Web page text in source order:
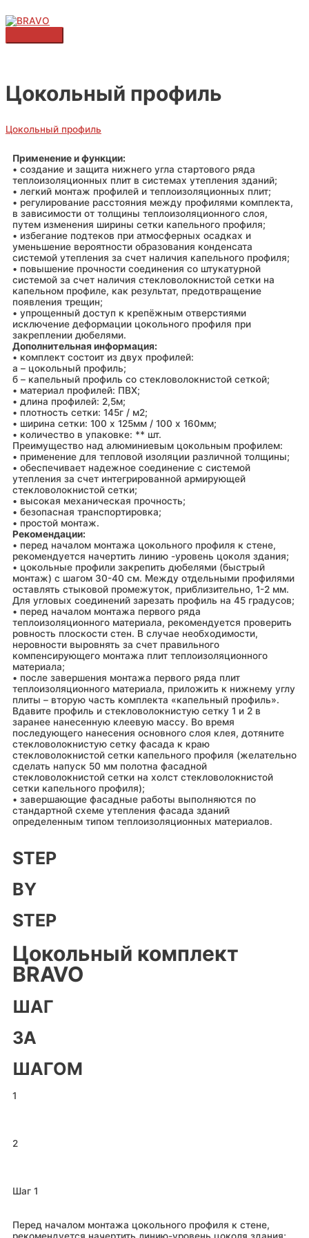
Цокольный профиль
Цокольный профиль
Применение и функции:
• создание и защита нижнего угла стартового ряда
теплоизоляционных плит в системах утепления зданий;
• легкий монтаж профилей и теплоизоляционных плит;
• регулирование расстояния между профилями комплекта,
в зависимости от толщины теплоизоляционного слоя,
путем изменения ширины сетки капельного профиля;
• избегание подтеков при атмосферных осадках и
уменьшение вероятности образования конденсата
системой утепления за счет наличия капельного профиля;
• повышение прочности соединения со штукатурной
системой за счет наличия стекловолокнистой сетки на
капельном профиле, как результат, предотвращение
появления трещин;
• упрощенный доступ к крепёжным отверстиями
исключение деформации цокольного профиля при
закреплении дюбелями.
Дополнительная информация:
• комплект состоит из двух профилей:
а – цокольный профиль;
б – капельный профиль со стекловолокнистой сеткой;
• материал профилей: ПВХ;
• длина профилей: 2,5м;
• плотность сетки: 145г / м2;
• ширина сетки: 100 х 125мм / 100 х 160мм;
• количество в упаковке: ** шт.
Преимущество над алюминиевым цокольным профилем:
• применение для тепловой изоляции различной толщины;
• обеспечивает надежное соединение с системой
утепления за счет интегрированной армирующей
стекловолокнистой сетки;
• высокая механическая прочность;
• безопасная транспортировка;
• простой монтаж.
Рекомендации:
• перед началом монтажа цокольного профиля к стене,
рекомендуется начертить линию -уровень цоколя здания;
• цокольные профили закрепить дюбелями (быстрый
монтаж) с шагом 30-40 см. Между отдельными профилями
оставлять стыковой промежуток, приблизительно, 1-2 мм.
Для угловых соединений зарезать профиль на 45 градусов;
• перед началом монтажа первого ряда
теплоизоляционного материала, рекомендуется проверить
ровность плоскости стен. В случае необходимости,
неровности выровнять за счет правильного
компенсирующего монтажа плит теплоизоляционного
материала;
• после завершения монтажа первого ряда плит
теплоизоляционного материала, приложить к нижнему углу
плиты – вторую часть комплекта «капельный профиль».
Вдавите профиль и стекловолокнистую сетку 1 и 2 в
заранее нанесенную клеевую массу. Во время
последующего нанесения основного слоя клея, дотяните
стекловолокнистую сетку фасада к краю
стекловолокнистой сетки капельного профиля (желательно
сделать напуск 50 мм полотна фасадной
стекловолокнистой сетки на холст стекловолокнистой
сетки капельного профиля);
• завершающие фасадные работы выполняются по
стандартной схеме утепления фасада зданий
определенным типом теплоизоляционных материалов.
STEP
BY
STEP
Цокольный комплект
BRAVO
ШАГ
ЗА
ШАГОМ
1
2
Шаг 1
Перед началом монтажа цокольного профиля к стене,